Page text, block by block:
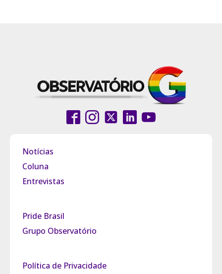
Notícias
Coluna
Entrevistas
Pride Brasil
Grupo Observatório
Política de Privacidade